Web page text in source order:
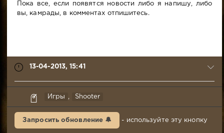
Пока все, если появятся новости либо я напишу, либо
вы, камрады, в комментах отпишитесь.
13-04-2013, 15:41
Tit
13-
Игры , Shooter
Запросить обновление 🔔 - используйте эту кнопку